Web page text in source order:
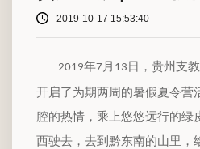
2019-10-17 15:53:40
2019年7 月 13 日，贵州支
开启了为期两周的暑假夏令营
腔的热情，乘上悠悠远行的绿
西驶去，去到黔东南的山里，